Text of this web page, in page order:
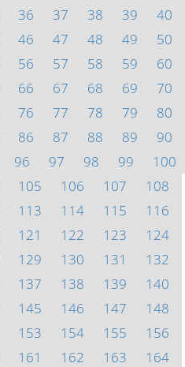
36 37 38 39
40
46 47 48 49
50
56 57 58 59
60
66 67 68 69
70
76 77 78 79
80
86 87 88 89
90
96 97 98 99
100
105 106 107
108
113 114 115
116
121 122 123
124
129 130 131
132
137 138 139
140
145 146 147
148
153 154 155
156
161 162 163
164